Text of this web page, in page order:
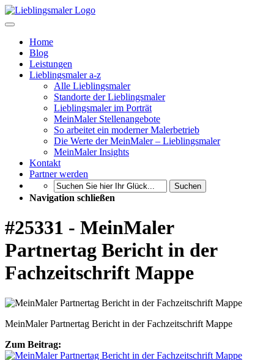
Home
Blog
Leistungen
Lieblingsmaler a-z
Alle Lieblingsmaler
Standorte der Lieblingsmaler
Lieblingsmaler im Porträt
MeinMaler Stellenangebote
So arbeitet ein moderner Malerbetrieb
Die Werte der MeinMaler – Lieblingsmaler
MeinMaler Insights
Kontakt
Partner werden
Suchen
Navigation schließen
#25331 - MeinMaler
Partnertag Bericht in der
Fachzeitschrift Mappe
MeinMaler Partnertag Bericht in der Fachzeitschrift Mappe
Zum Beitrag: